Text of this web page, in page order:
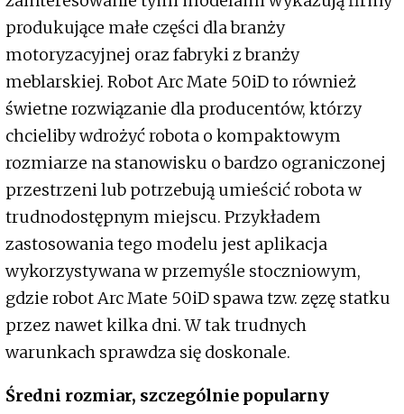
produkujące małe części dla branży
motoryzacyjnej oraz fabryki z branży
meblarskiej. Robot Arc Mate 50iD to również
świetne rozwiązanie dla producentów, którzy
chcieliby wdrożyć robota o kompaktowym
rozmiarze na stanowisku o bardzo ograniczonej
przestrzeni lub potrzebują umieścić robota w
trudnodostępnym miejscu. Przykładem
zastosowania tego modelu jest aplikacja
wykorzystywana w przemyśle stoczniowym,
gdzie robot Arc Mate 50iD spawa tzw. zęzę statku
przez nawet kilka dni. W tak trudnych
warunkach sprawdza się doskonale.
Średni rozmiar, szczególnie popularny